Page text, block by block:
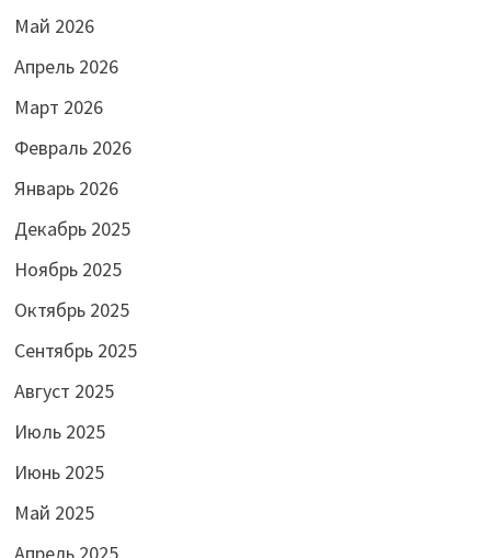
Май 2026
Апрель 2026
Март 2026
Февраль 2026
Январь 2026
Декабрь 2025
Ноябрь 2025
Октябрь 2025
Сентябрь 2025
Август 2025
Июль 2025
Июнь 2025
Май 2025